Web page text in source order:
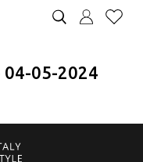
04-05-2024